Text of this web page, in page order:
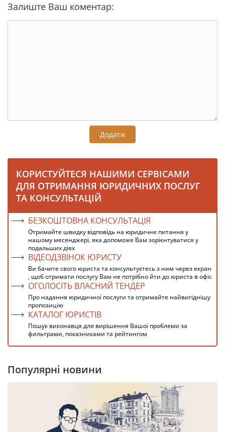
Залиште Ваш коментар:
Додати
КОРИСТУЙТЕСЯ НАШИМИ СЕРВІСАМИ
ДЛЯ ОТРИМАННЯ ЮРИДИЧНИХ ПОСЛУГ
ТА КОНСУЛЬТАЦІЙ
БЕЗКОШТОВНА КОНСУЛЬТАЦІЯ
Отримайте швидку відповідь на юридичне питання у
нашому месенджері, яка допоможе Вам зорієнтуватися у
подальших діях
ВІДЕОДЗВІНОК ЮРИСТУ
Ви бачите свого юриста та консультуєтесь з ним через екран
, щоб отримати послугу Вам не потрібно йти до юриста в офіс
ОГОЛОСІТЬ ВЛАСНИЙ ТЕНДЕР
Про надання юридичної послуги та отримайте найвигіднішу
пропозицію
КАТАЛОГ ЮРИСТІВ
Пошук виконавця для вирішення Вашої проблеми за
фильтрами, показниками та рейтингом
Популярні новини